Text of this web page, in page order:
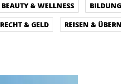
BEAUTY & WELLNESS
RECHT & GELD
REISEN &